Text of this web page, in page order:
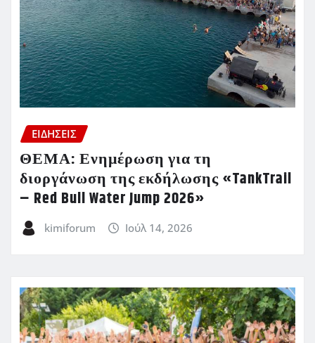
ΕΙΔΗΣΕΙΣ
ΘΕΜΑ: Ενημέρωση για τη
διοργάνωση της εκδήλωσης «TankTrail
– Red Bull Water Jump 2026»
kimiforum Ιούλ 14, 2026